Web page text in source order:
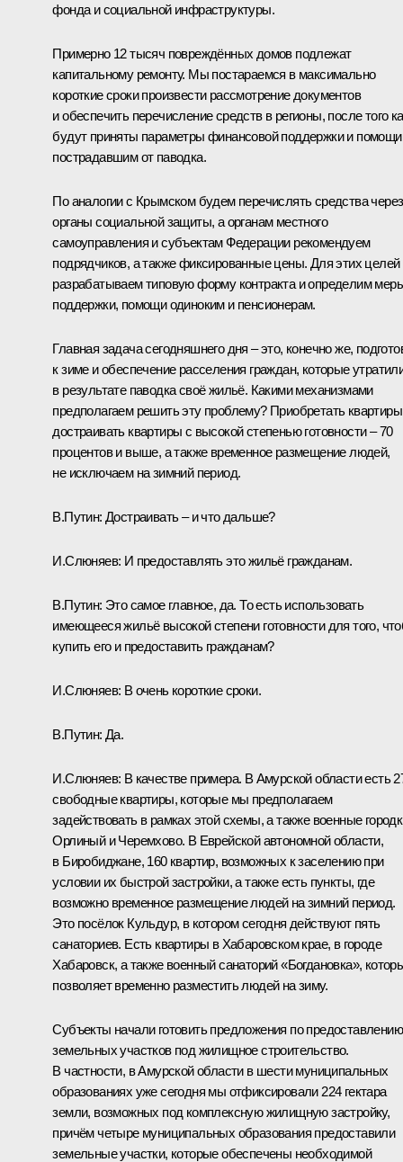
фонда и социальной инфраструктуры.
Примерно 12 тысяч повреждённых домов подлежат
капитальному ремонту. Мы постараемся в максимально
короткие сроки произвести рассмотрение документов
и обеспечить перечисление средств в регионы, после того
будут приняты параметры финансовой поддержки и помощи
пострадавшим от паводка.
По аналогии с Крымском будем перечислять средства через
органы социальной защиты, а органам местного
самоуправления и субъектам Федерации рекомендуем
подрядчиков, а также фиксированные цены. Для этих целей
разрабатываем типовую форму контракта и определим
поддержки, помощи одиноким и пенсионерам.
Главная задача сегодняшнего дня – это, конечно же,
к зиме и обеспечение расселения граждан, которые
в результате паводка своё жильё. Какими механизмами
предполагаем решить эту проблему? Приобретать
достраивать квартиры с высокой степенью готовности – 70
процентов и выше, а также временное размещение людей,
не исключаем на зимний период.
В.Путин: Достраивать – и что дальше?
И.Слюняев: И предоставлять это жильё гражданам.
В.Путин: Это самое главное, да. То есть использовать
имеющееся жильё высокой степени готовности для того,
купить его и предоставить гражданам?
И.Слюняев: В очень короткие сроки.
В.Путин: Да.
И.Слюняев: В качестве примера. В Амурской области есть
свободные квартиры, которые мы предполагаем
задействовать в рамках этой схемы, а также военные
Орлиный и Черемхово. В Еврейской автономной области,
в Биробиджане, 160 квартир, возможных к заселению при
условии их быстрой застройки, а также есть пункты, где
возможно временное размещение людей на зимний период.
Это посёлок Кульдур, в котором сегодня действуют пять
санаториев. Есть квартиры в Хабаровском крае, в городе
Хабаровск, а также военный санаторий «Богдановка»,
позволяет временно разместить людей на зиму.
Субъекты начали готовить предложения по предоставлению
земельных участков под жилищное строительство.
В частности, в Амурской области в шести муниципальных
образованиях уже сегодня мы отфиксировали 224 гектара
земли, возможных под комплексную жилищную застройку,
причём четыре муниципальных образования предоставили
земельные участки, которые обеспечены необходимой